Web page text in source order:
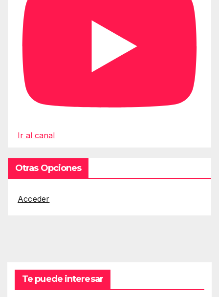
Ir al canal
Otras Opciones
Acceder
Te puede interesar